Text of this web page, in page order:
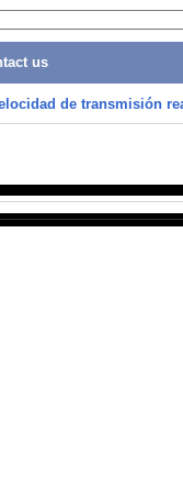
us
de transmisión